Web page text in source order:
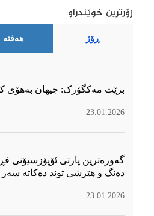
زۆرترین خوێندراو
ڕۆژ هەفتە
برێت مەکگۆرک: جیهان بەهۆی
23.01.2026
گەورەترین پارتی ئۆپۆزسیۆنی
دەنگ و هێرشی توند دەكاتە
23.01.2026